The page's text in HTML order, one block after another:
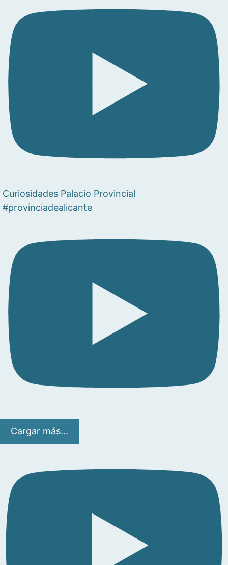
Curiosidades Palacio Provincial
#provinciadealicante
Cargar más...